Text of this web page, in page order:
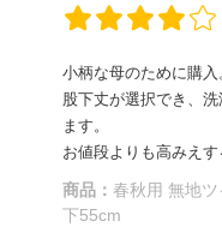
小柄な母のために購入
股下丈が選択でき、
ます。
お値段よりも高みえ
商品：春秋用 無地
下55cm